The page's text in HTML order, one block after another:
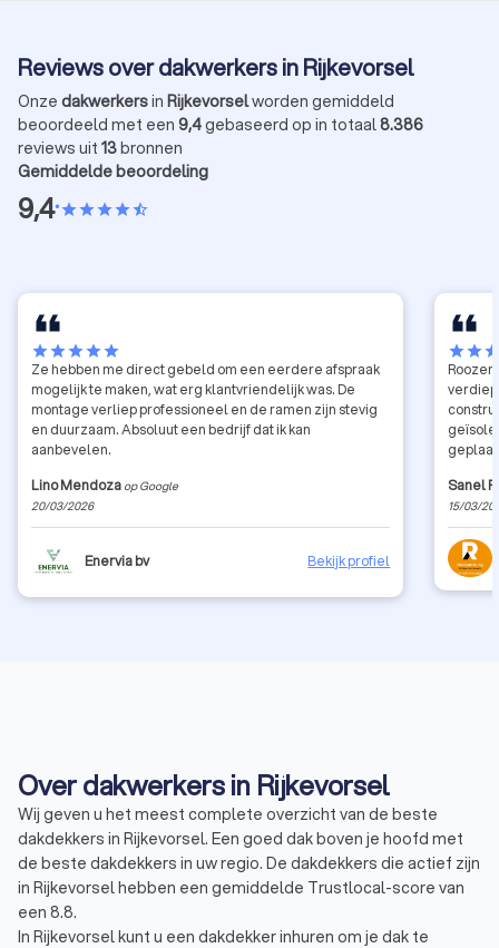
Reviews over dakwerkers in Rijkevorsel
Onze dakwerkersin Rijkevorselworden gemiddeld
beoordeeld met een 9,4gebaseerd op in totaal8.386
reviews uit 13bronnen
Gemiddelde beoordeling
9,4•starstarstarstarstar_half
starstarstarstarstar
Ze hebben me direct gebeld om een eerdere afspraak
mogelijk te maken, wat erg klantvriendelijk was. De
montage verliep professioneel en de ramen zijn stevig
en duurzaam. Absoluut een bedrijf dat ik kan
aanbevelen.
Lino Mendoza op Google
20/03/2026
Enervia bv Bekijk profiel
starstar
elke
door
Sanel
15/03/
Over dakwerkers in Rijkevorsel
Wij geven u het meest complete overzicht van de beste
dakdekkers in Rijkevorsel. Een goed dak boven je hoofd met
de beste dakdekkers in uw regio. De dakdekkers die actief zijn
in Rijkevorsel hebben een gemiddelde Trustlocal-score van
een 8.8.
In Rijkevorsel kunt u een dakdekker inhuren om je dak te